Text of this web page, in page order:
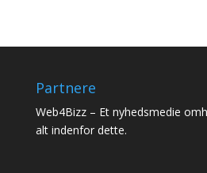
Partnere
Web4Bizz– Et nyhedsmedie
alt indenfor dette.